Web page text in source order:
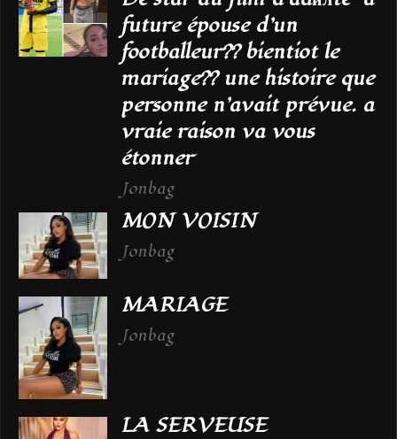
future épouse d’un
footballeur?? bientiot le
mariage?? une histoire que
personne n’avait prévue. a
vraie raison va vous
étonner
Jonbag
MON VOISIN
Jonbag
MARIAGE
Jonbag
LA SERVEUSE